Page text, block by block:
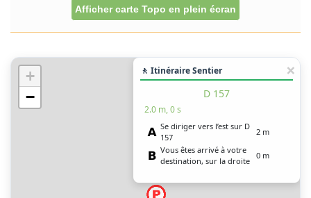
Afficher carte Topo en plein écran
+
−
🚶 Itinéraire Sentier
D 157
2.0 m, 0 s
Se diriger vers l’est sur D
157
2 m
Vous êtes arrivé à votre
destination, sur la droite
0 m